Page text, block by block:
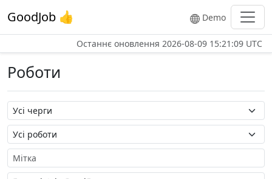
GoodJob 👍 Demo
Останнє оновлення 2026-08-09 15:21:09 UTC
Роботи
Назва черги
Назва роботи
Мітка